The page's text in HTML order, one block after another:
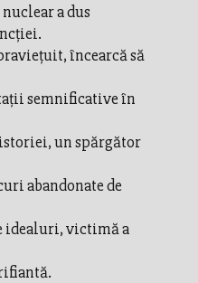
a dus
încearcă să
semnificative în
un spărgător
abandonate de
victimă a